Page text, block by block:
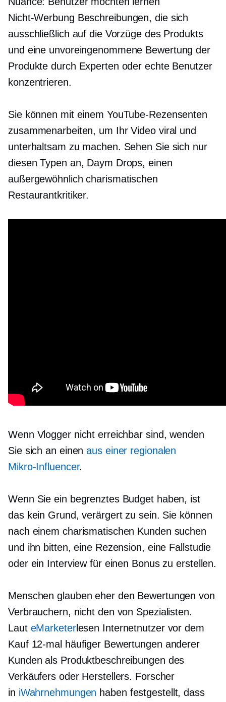
Nicht-Werbung Beschreibungen, die sich
ausschließlich auf die Vorzüge des Produkts
und eine unvoreingenommene Bewertung der
Produkte durch Experten oder echte Benutzer
konzentrieren.
Sie können mit einem YouTube-Rezensenten
zusammenarbeiten, um Ihr Video viral und
unterhaltsam zu machen. Sehen Sie sich nur
diesen Typen an, Daym Drops, einen
außergewöhnlich charismatischen
Restaurantkritiker.
Wenn Vlogger nicht erreichbar sind, wenden
Sie sich an einenaus einer regionalen
Mikro-Influencer.
Wenn Sie ein begrenztes Budget haben, ist
das kein Grund, verärgert zu sein. Sie können
nach einem charismatischen Kunden suchen
und ihn bitten, eine Rezension, eine Fallstudie
oder ein Interview für einen Bonus zu erstellen.
Menschen glauben eher den Bewertungen von
Verbrauchern, nicht den von Spezialisten.
Laut eMarketerlesen Internetnutzer vor dem
Kauf 12-mal häufiger Bewertungen anderer
Kunden als Produktbeschreibungen des
Verkäufers oder Herstellers. Forscher
in iWahrnehmungen haben festgestellt, dass